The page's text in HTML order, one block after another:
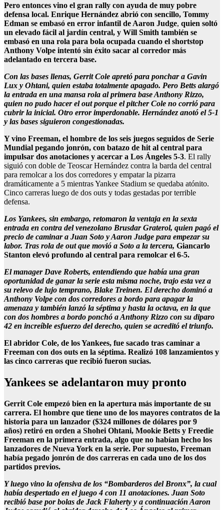
Pero entonces vino el gran rally con ayuda de muy pobre
defensa local. Enrique Hernández abrió con sencillo, Tommy
Edman se embasó en error infantil de Aaron Judge, quien soltó
un elevado fácil al jardín central, y Will Smith también se
embasó en una rola para bola ocupada cuando el shortstop
Anthony Volpe intentó sin éxito sacar al corredor más
adelantado en tercera base.
Con las bases llenas, Gerrit Cole apretó para ponchar a Gavin
Lux y Ohtani, quien estaba totalmente apagado. Pero Betts alargó
la entrada en una mansa rola al primera base Anthony Rizzo,
quien no pudo hacer el out porque el pitcher Cole no corrió para
cubrir la inicial. Otro error imperdonable. Hernández anotó el 5-1
y las bases siguieron congestionadas.
Y vino Freeman, el hombre de los seis juegos seguidos de Serie
Mundial pegando jonrón, con batazo de hit al central para
impulsar dos anotaciones y acercar a Los Ángeles 5-3. El rally
siguió con doble de Teoscar Hernández contra la barda del central
para remolcar a los dos corredores y empatar la pizarra
dramáticamente a 5 mientras Yankee Stadium se quedaba atónito.
Cinco carreras luego de dos outs y todas gestadas por terrible
defensa.
Los Yankees, sin embargo, retomaron la ventaja en la sexta
entrada en contra del venezolano Brusdar Graterol, quien pagó el
precio de caminar a Juan Soto y Aaron Judge para empezar su
labor. Tras rola de out que movió a Soto a la tercera, Giancarlo
Stanton elevó profundo al central para remolcar el 6-5.
El manager Dave Roberts, entendiendo que había una gran
oportunidad de ganar la serie esta misma noche, trajo esta vez a
su relevo de lujo temprano, Blake Treinen. El derecho dominó a
Anthony Volpe con dos corredores a bordo para apagar la
amenaza y también lanzó la séptima y hasta la octava, en la que
con dos hombres a bordo ponchó a Anthony Rizzo con su diparo
42 en increíble esfuerzo del derecho, quien se acreditó el triunfo.
El abridor Cole, de los Yankees, fue sacado tras caminar a
Freeman con dos outs en la séptima. Realizó 108 lanzamientos y
las cinco carreras que recibió fueron sucias.
Yankees se adelantaron muy pronto
Gerrit Cole empezó bien en la apertura más importante de su
carrera. El hombre que tiene uno de los mayores contratos de la
historia para un lanzador ($324 millones de dólares por 9
años) retiró en orden a Shohei Ohtani, Mookie Betts y Freedie
Freeman en la primera entrada, algo que no habían hecho los
lanzadores de Nueva York en la serie. Por supuesto, Freeman
había pegado jonrón de dos carreras en cada uno de los dos
partidos previos.
Y luego vino la ofensiva de los “Bombarderos del Bronx”, la cual
había despertado en el juego 4 con 11 anotaciones. Juan Soto
recibió base por bolas de Jack Flaherty y a continuación Aaron